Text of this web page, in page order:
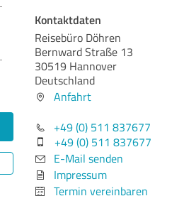
Kontaktdaten
Reisebüro Döhren
Bernward Straße 13
30519 Hannover
Deutschland
Anfahrt
+49 (0) 511 837677
+49 (0) 511 837677
E-Mail senden
Impressum
Termin vereinbaren